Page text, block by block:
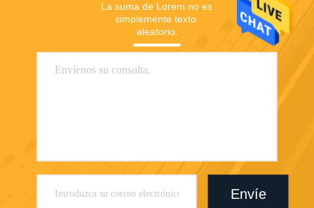
La suma de Lorem no es
simplemente texto
aleatorio.
Envíe